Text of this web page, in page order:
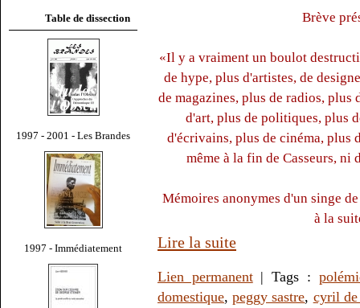
Table de dissection
1997 - 2001 - Les Brandes
1997 - Immédiatement
Brève
«Il y a vraiment un boulot
de hype, plus d'artistes, de
de magazines, plus de radios, plus
d'art, plus de politiques, plus
d'écrivains, plus de cinéma, plus
même à la fin de Casseurs, ni
Mémoires anonymes d'un singe
à la
Lire la suite
Lien permanent| Tags :
domestique,peggy sastre, cyril de